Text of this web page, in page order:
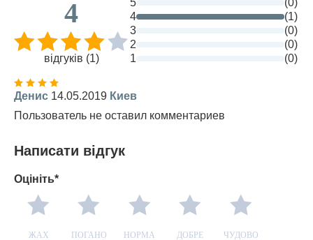
4
відгуків (1)
5
(0)
4
(1)
3
(0)
2
(0)
1
(0)
Денис 14.05.2019 Киев
Пользователь не оставил комментариев
Написати відгук
Оцініть*
ЖАХ ПОГАНО НОРМА ДОБРЕ ЧУДОВО